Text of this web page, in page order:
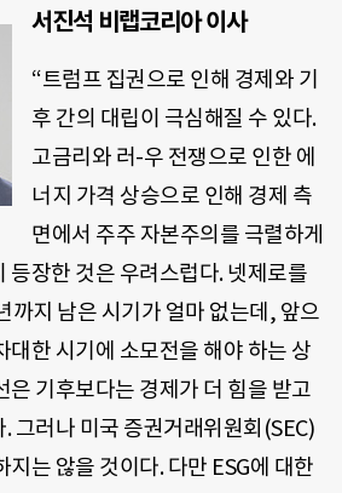
서진석 비랩코리아 이사
“트럼프 집권으로 인해 경제와 기
후 간의 대립이 극심해질 수 있다.
고금리와 러-우 전쟁으로 인한 에
너지 가격 상승으로 인해 경제 측
면에서 주주 자본주의를 극렬하게
등장한 것은 우려스럽다. 넷제로를
까지 남은 시기가 얼마 없는데, 앞으
대한 시기에 소모전을 해야 하는 상
은 기후보다는 경제가 더 힘을 받고
그러나 미국 증권거래위원회(SEC)
지는 않을 것이다. 다만 ESG에 대한